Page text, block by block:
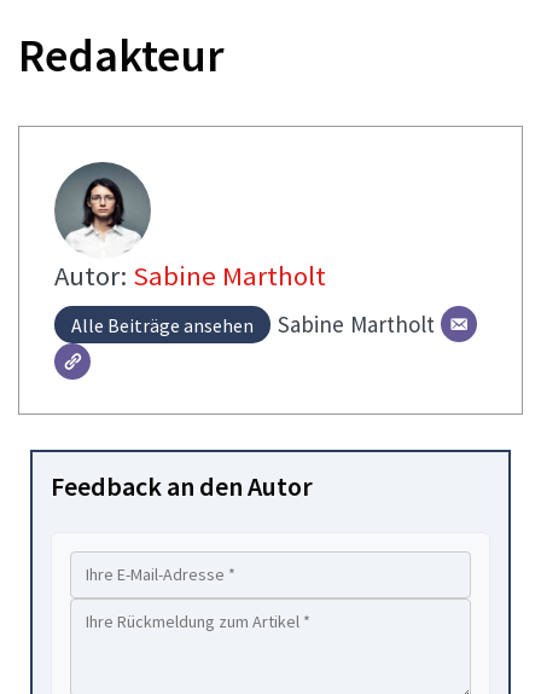
Redakteur
Autor: Sabine Martholt
Alle Beiträge ansehen Sabine Martholt
Feedback an den Autor